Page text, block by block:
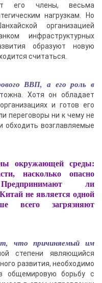
его члены, весьма
нагрузкам. Но
организацией
инфраструктурных
образуют новую
считаться.
ВВП, а его роль в
Хотя он обладает
и готов его
переговоры ни к чему не
обходить возглавляемые
окружающей среды:
насколько опасно
ли
не является одной
всего загрязняют
что причиняемый им
степени являющийся
развития, необходимо
общемировую борьбу с